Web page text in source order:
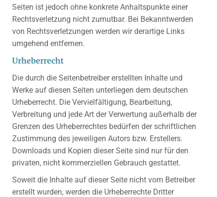
Seiten ist jedoch ohne konkrete Anhaltspunkte einer
Rechtsverletzung nicht zumutbar. Bei Bekanntwerden
von Rechtsverletzungen werden wir derartige Links
umgehend entfernen.
Urheberrecht
Die durch die Seitenbetreiber erstellten Inhalte und
Werke auf diesen Seiten unterliegen dem deutschen
Urheberrecht. Die Vervielfältigung, Bearbeitung,
Verbreitung und jede Art der Verwertung außerhalb der
Grenzen des Urheberrechtes bedürfen der schriftlichen
Zustimmung des jeweiligen Autors bzw. Erstellers.
Downloads und Kopien dieser Seite sind nur für den
privaten, nicht kommerziellen Gebrauch gestattet.
Soweit die Inhalte auf dieser Seite nicht vom Betreiber
erstellt wurden, werden die Urheberrechte Dritter